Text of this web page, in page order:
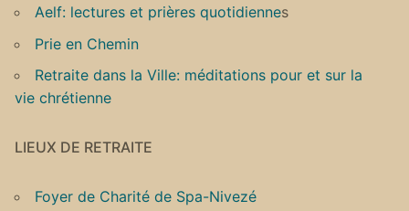
Aelf: lectures et prières quotidiennes
Prie en Chemin
Retraite dans la Ville: méditations pour et sur la
vie chrétienne
LIEUX DE RETRAITE
Foyer de Charité de Spa-Nivezé